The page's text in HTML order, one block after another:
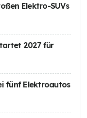
Elektro-SUVs
2027 für
fünf Elektroautos